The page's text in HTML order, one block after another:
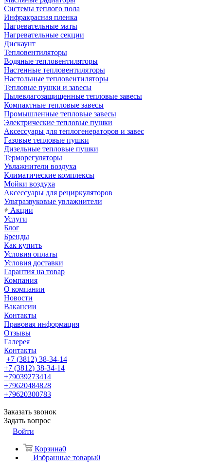
Системы теплого пола
Инфракрасная пленка
Нагревательные маты
Нагревательные секции
Дискаунт
Тепловентиляторы
Водяные тепловентиляторы
Настенные тепловентиляторы
Настольные тепловентиляторы
Тепловые пушки и завесы
Пылевлагозащищенные тепловые завесы
Компактные тепловые завесы
Промышленные тепловые завесы
Электрические тепловые пушки
Аксессуары для теплогенераторов и завес
Газовые тепловые пушки
Дизельные тепловые пушки
Терморегуляторы
Увлажнители воздуха
Климатические комплексы
Мойки воздуха
Аксессуары для рециркуляторов
Ультразвуковые увлажнители
Акции
Услуги
Блог
Бренды
Как купить
Условия оплаты
Условия доставки
Гарантия на товар
Компания
О компании
Новости
Вакансии
Контакты
Правовая информация
Отзывы
Галерея
Контакты
+7 (3812) 38-34-14
+7 (3812) 38-34-14
+79039273414
+79620484828
+79620300783
Заказать звонок
Задать вопрос
Войти
Корзина0
Избранные товары0